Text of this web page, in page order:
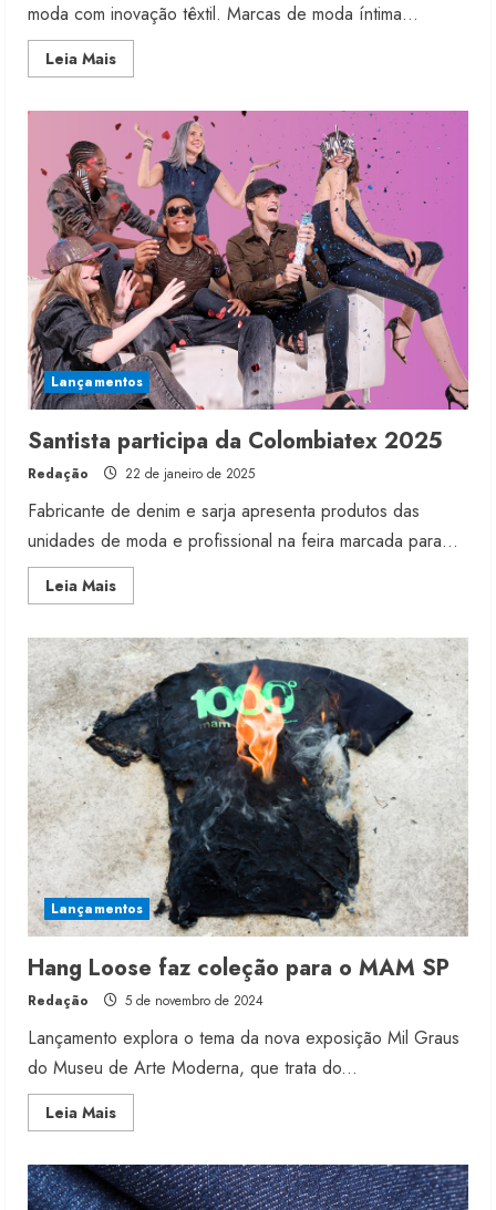
moda com inovação têxtil. Marcas de moda íntima...
Leia MaisRead
more
investem
em
fios
tecnológicos
Lançamentos
Santista participa da Colombiatex 2025
Redação 22 de janeiro de 2025
Fabricante de denim e sarja apresenta produtos das
unidades de moda e profissional na feira marcada para...
Leia MaisRead
more
participa
da
Colombiatex
2025
Lançamentos
Hang Loose faz coleção para o MAM SP
Redação 5 de novembro de 2024
Lançamento explora o tema da nova exposição Mil Graus
do Museu de Arte Moderna, que trata do...
Leia MaisRead
more
Loose
faz
coleção